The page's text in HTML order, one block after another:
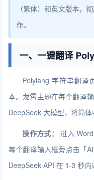
（繁体）和英文版本，
作。
一、一键翻译
Polylang 字符串翻译
本。龙霄主题在每个翻译
DeepSeek 大模型，将简体
操作方式：
进入
每个翻译输入框旁点击「
DeepSeek API 在 1-3 秒内